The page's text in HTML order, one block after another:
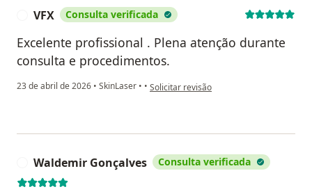
VFX Consulta verificada
Excelente profissional . Plena atenção durante
consulta e procedimentos.
23 de abril de 2026 • SkinLaser • • na opinião do utilizador VFX
Solicitar revisão
Waldemir Gonçalves Consulta verificada